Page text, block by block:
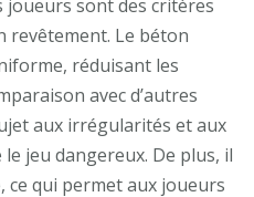
joueurs sont des critères
revêtement. Le béton
réduisant les
avec d’autres
aux irrégularités et aux
jeu dangereux. De plus, il
qui permet aux joueurs